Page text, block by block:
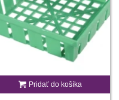
Pridať do košíka